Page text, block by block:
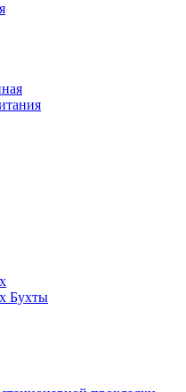
Бухты